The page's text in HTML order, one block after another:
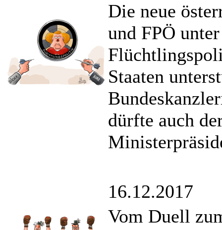
Die neue
und FPÖ
Staaten
dürfte auch
16.12.2017
Vom Duell